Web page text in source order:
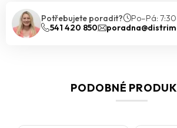
Potřebujete poradit?
Po–Pá:
541 420 850
PODOBNÉ